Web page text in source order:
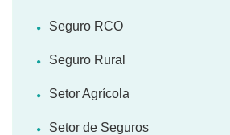
Seguro RCO
Seguro Rural
Setor Agrícola
Setor de Seguros